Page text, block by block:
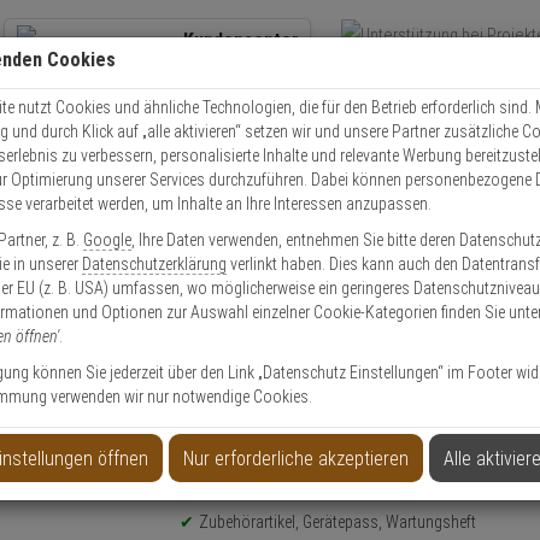
Kundencenter
Kontaktservice nutzen
Mo. - Do.: 8:00 - 16:30 Fr. 8:00 - 14:00 Uhr
Zutritt Einbruch
Rauchmelder Rauchmelder Gerätepass und Wartungsheft (13Jahre)
(13Jahre)
Produktinformationen
Zubehörartikel, Gerätepass, Wartungsheft
Cookies
nutzt Cookies und ähnliche Technologien, die für den Betrieb erforderlich sind.
und durch Klick auf „alle aktivieren“ setzen wir und unsere Partner zusätzliche
zu verbessern, personalisierte Inhalte und relevante Werbung
Optimierung unserer Services durchzuführen. Dabei können personenbezogene
verarbeitet werden, um Inhalte an Ihre Interessen anzupassen.
z. B. Google , Ihre Daten verwenden, entnehmen Sie bitte deren
in unserer Datenschutzerklärung verlinkt haben. Dies kann auch den
EU (z. B. USA) umfassen, wo möglicherweise ein geringeres Datenschutzniveau
und Optionen zur Auswahl einzelner Cookie-Kategorien finden Sie
öffnen'.
können Sie jederzeit über den Link „Datenschutz Einstellungen“ im Footer
verwenden wir nur notwendige Cookies.
öffnen Nur erforderliche akzeptieren Alle